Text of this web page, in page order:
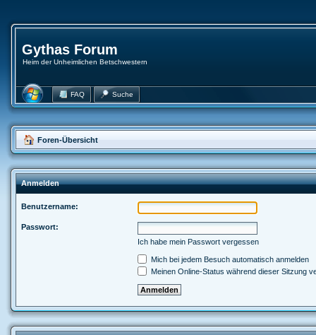
Gythas Forum
Heim der Unheimlichen Betschwestern
FAQ Suche
Foren-Übersicht
Anmelden
Benutzername:
Passwort:
Ich habe mein Passwort vergessen
Mich bei jedem Besuch automatisch anmelden
Meinen Online-Status während dieser Sitzung